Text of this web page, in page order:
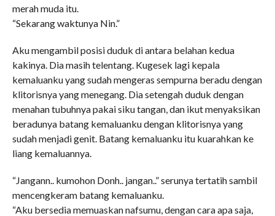
merah muda itu.
“Sekarang waktunya Nin.”
Aku mengambil posisi duduk di antara belahan kedua
kakinya. Dia masih telentang. Kugesek lagi kepala
kemaluanku yang sudah mengeras sempurna beradu dengan
klitorisnya yang menegang. Dia setengah duduk dengan
menahan tubuhnya pakai siku tangan, dan ikut menyaksikan
beradunya batang kemaluanku dengan klitorisnya yang
sudah menjadi genit. Batang kemaluanku itu kuarahkan ke
liang kemaluannya.
“Jangann.. kumohon Donh.. jangan..” serunya tertatih sambil
mencengkeram batang kemaluanku.
“Aku bersedia memuaskan nafsumu, dengan cara apa saja,